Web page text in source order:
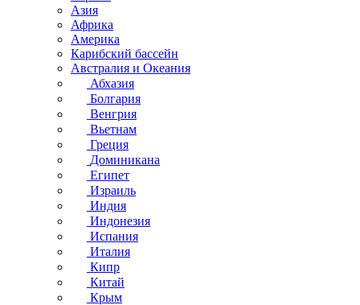
Азия
Африка
Америка
Карибский бассейн
Австралия и Океания
Абхазия
Болгария
Венгрия
Вьетнам
Греция
Доминикана
Египет
Израиль
Индия
Индонезия
Испания
Италия
Кипр
Китай
Крым